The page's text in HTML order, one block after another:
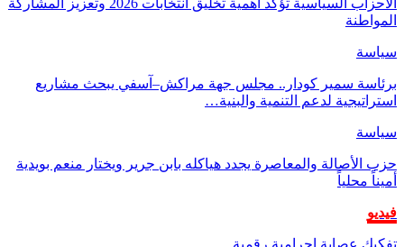
المواطنة
سياسة
برئاسة سمير كودار.. مجلس جهة مراكش–آسفي يبحث مشاريع
استراتيجية لدعم التنمية والبنية…
سياسة
حزب الأصالة والمعاصرة يجدد هياكله بابن جرير ويختار منعم بويدية
أميناً محلياً
فيديو
تفكيك عصابة إجرامية رقمية